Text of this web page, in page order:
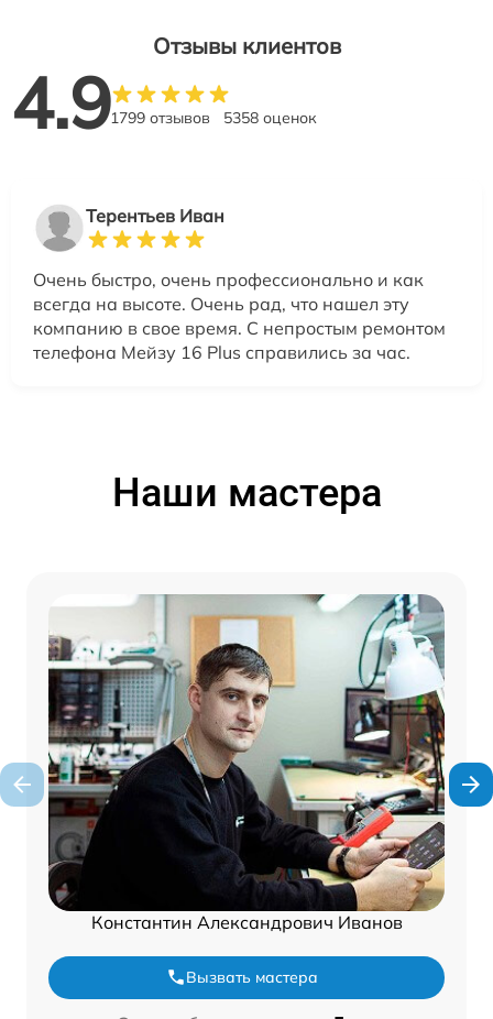
Отзывы клиентов
4.91799 отзывов 5358 оценок
Терентьев Иван
Очень быстро, очень профессионально и как
всегда на высоте. Очень рад, что нашел эту
компанию в свое время. С непростым ремонтом
телефона Мейзу 16 Plus справились за час.
Наши мастера
Константин Александрович Иванов
Вызвать мастера